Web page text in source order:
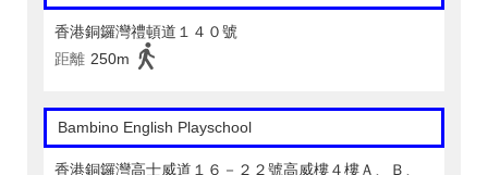
香港銅鑼灣禮頓道１４０號
距離 250m
Bambino English Playschool
香港銅鑼灣高士威道１６－２２號高威樓４樓Ａ、Ｂ、